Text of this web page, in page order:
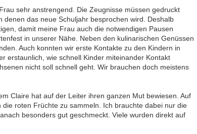
sehr anstrengend. Die Zeugnisse müssen gedruckt
das neue Schuljahr besprochen wird. Deshalb
damit meine Frau auch die notwendigen Pausen
in unserer Nähe. Neben den kulinarischen Genüssen
Auch konnten wir erste Kontakte zu den Kindern in
erstaunlich, wie schnell Kinder miteinander Kontakt
nicht soll schnell geht. Wir brauchen doch meistens
Claire hat auf der Leiter ihren ganzen Mut bewiesen. Auf
roten Früchte zu sammeln. Ich brauchte dabei nur die
besonders gut geschmeckt. Viele wurden direkt auf